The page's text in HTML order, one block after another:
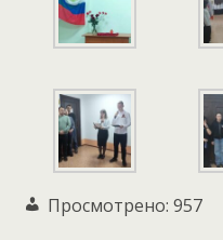
Просмотрено: 957